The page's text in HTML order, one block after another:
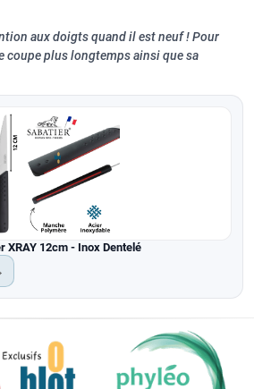
aux doigts quand il est neuf ! Pour
coupe plus longtemps ainsi que sa
XRAY 12cm - Inox Dentelé